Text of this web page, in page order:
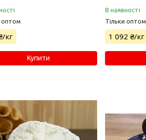
оптом
кг
Купити
В наявності
Тільки оптом
1 092 ₴/кг